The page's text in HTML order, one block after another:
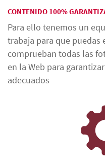
CONTENIDO 100%
Para ello tenemos un
trabaja para que puedas
comprueban todas las
en la Web para
adecuados